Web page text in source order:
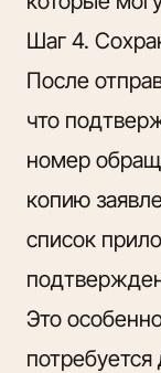
Шаг 4.
После
что
номер
копию
список
Это
потребуется